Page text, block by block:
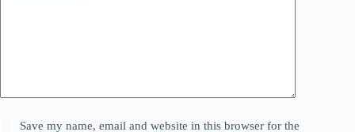
Save my name, email and website in this browser for the